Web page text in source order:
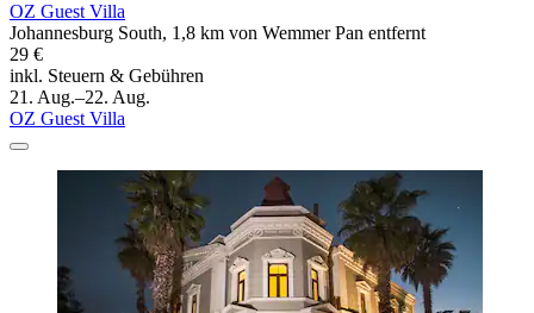
OZ Guest Villa
Johannesburg South, 1,8 km von Wemmer Pan entfernt
29 €
inkl. Steuern & Gebühren
21. Aug.–22. Aug.
OZ Guest Villa